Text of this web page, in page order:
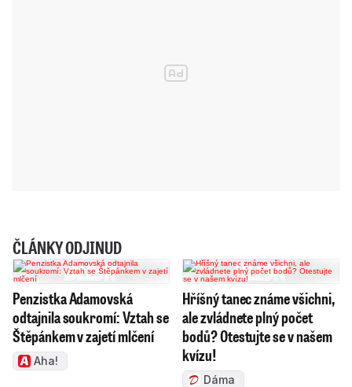
ČLÁNKY ODJINUD
Penzistka Adamovská
odtajnila soukromí: Vztah se
Štěpánkem v zajetí mlčení
Aha!
Hříšný tanec známe všichni,
ale zvládnete plný počet
bodů? Otestujte se v našem
kvízu!
Dáma